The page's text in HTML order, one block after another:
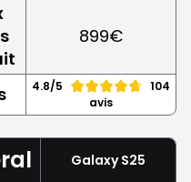
899€
4.8/5
104
avis
Galaxy S25